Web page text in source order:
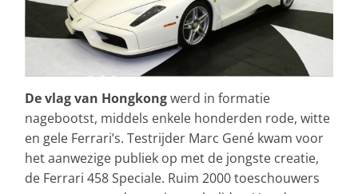
De vlag van Hongkongwerd in formatie
nagebootst, middels enkele honderden rode, witte
en gele Ferrari’s. Testrijder Marc Gené kwam voor
het aanwezige publiek op met de jongste creatie,
de Ferrari 458 Speciale. Ruim 2000 toeschouwers